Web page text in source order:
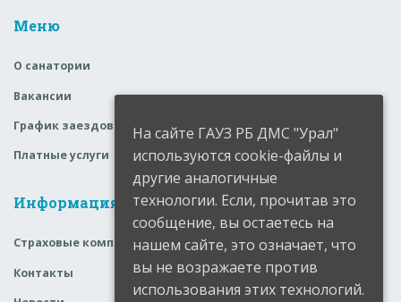
Меню
О санатории
Вакансии
График заездов
Платные услуги
Информация
Страховые компании
Контакты
На сайте ГАУЗ РБ ДМС "Урал"
используются cookie-файлы и
другие аналогичные
технологии. Если, прочитав это
сообщение, вы остаетесь на
нашем сайте, это означает, что
вы не возражаете против
использования этих технологий.